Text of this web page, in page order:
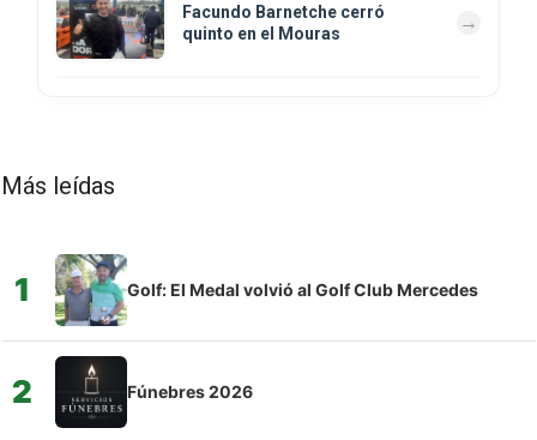
Facundo Barnetche cerró
quinto en el Mouras
Más leídas
1 Golf: El Medal volvió al Golf Club Mercedes
2 Fúnebres 2026